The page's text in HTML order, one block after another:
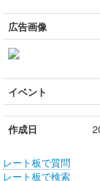
広告画像
イベント
作成日
レート板で質問
レート板で検索